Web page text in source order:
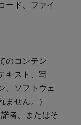
ード、ファイ
のコンテン
キスト、写
、ソフトウェ
ません。）
者、またはそ